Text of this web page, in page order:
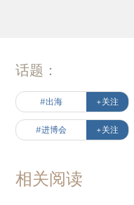
话题：
#出海 +关注
#进博会 +关注
相关阅读